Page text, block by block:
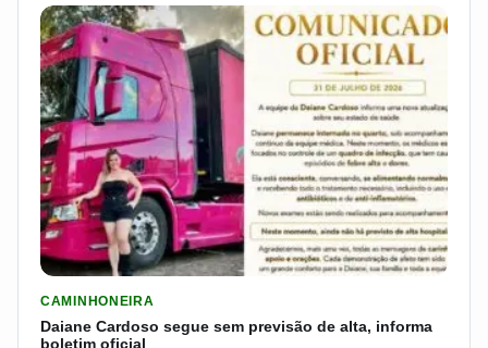
CAMINHONEIRA
Daiane Cardoso segue sem previsão de alta, informa
boletim oficial